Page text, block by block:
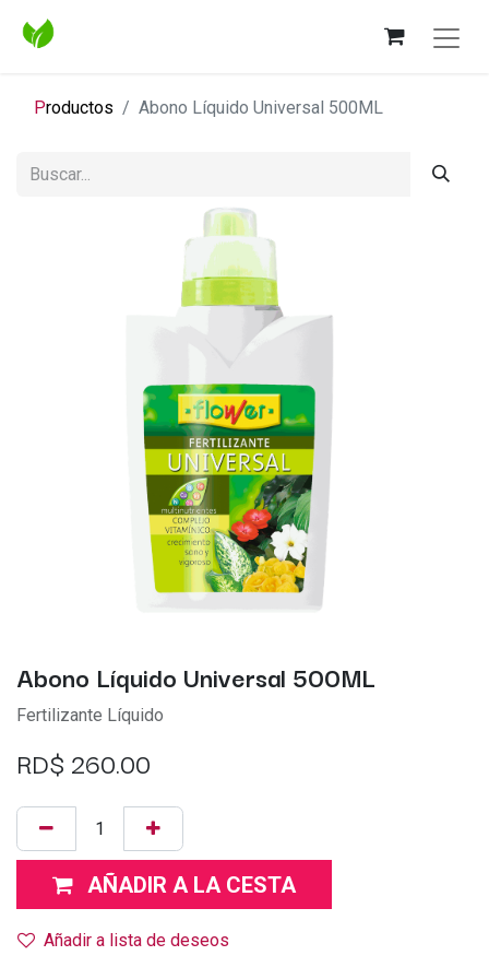
Productos Abono Líquido Universal 500ML
Abono Líquido Universal 500ML
Fertilizante Líquido
RD$ 260.00
AÑADIR A LA CESTA
Añadir a lista de deseos